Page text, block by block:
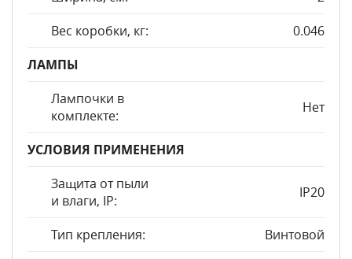
Вес коробки, кг:
0.046
ЛАМПЫ
Лампочки в
комплекте:
Нет
УСЛОВИЯ ПРИМЕНЕНИЯ
Защита от пыли
и влаги, IP:
IP20
Тип крепления:
Винтовой